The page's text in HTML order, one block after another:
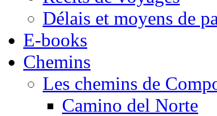
Délais et moyens de
E-books
Chemins
Les chemins de
Camino del Norte